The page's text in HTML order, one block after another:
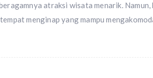
atraksi wisata menarik.
menginap yang mampu